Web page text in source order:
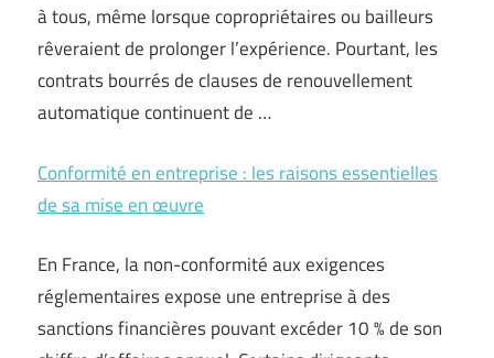
à tous, même lorsque copropriétaires ou bailleurs
rêveraient de prolonger l’expérience. Pourtant, les
contrats bourrés de clauses de renouvellement
automatique continuent de …
Conformité en entreprise : les raisons essentielles
de sa mise en œuvre
En France, la non-conformité aux exigences
réglementaires expose une entreprise à des
sanctions financières pouvant excéder 10 % de son